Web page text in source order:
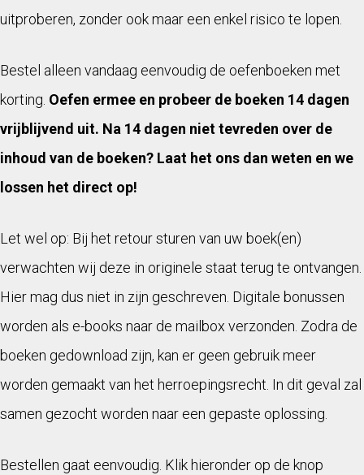
uitproberen, zonder ook maar een enkel risico te lopen.
Bestel alleen vandaag eenvoudig de oefenboeken met
korting. Oefen ermee en probeer de boeken 14 dagen
vrijblijvend uit. Na 14 dagen niet tevreden over de
inhoud van de boeken? Laat het ons dan weten en we
lossen het direct op!
Let wel op: Bij het retour sturen van uw boek(en)
verwachten wij deze in originele staat terug te ontvangen.
Hier mag dus niet in zijn geschreven. Digitale bonussen
worden als e-books naar de mailbox verzonden. Zodra de
boeken gedownload zijn, kan er geen gebruik meer
worden gemaakt van het herroepingsrecht. In dit geval zal
samen gezocht worden naar een gepaste oplossing.
Bestellen gaat eenvoudig. Klik hieronder op de knop